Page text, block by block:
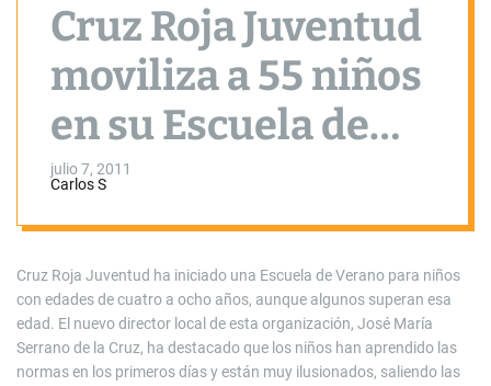
Cruz Roja Juventud
moviliza a 55 niños
en su Escuela de
Verano
julio 7, 2011
Carlos S
Cruz Roja Juventud ha iniciado una Escuela de Verano para niños
con edades de cuatro a ocho años, aunque algunos superan esa
edad. El nuevo director local de esta organización, José María
Serrano de la Cruz, ha destacado que los niños han aprendido las
normas en los primeros días y están muy ilusionados, saliendo las